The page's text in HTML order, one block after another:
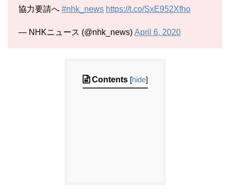
協力要請へ #nhk_news https://t.co/SxE952Xfho
— NHKニュース (@nhk_news) April 6, 2020
Contents [hide]